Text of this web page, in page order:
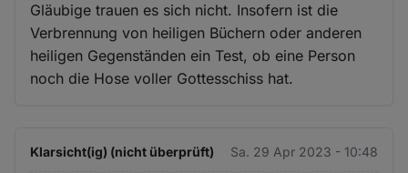
Gläubige trauen es sich nicht. Insofern ist die
Verbrennung von heiligen Büchern oder anderen
heiligen Gegenständen ein Test, ob eine Person
noch die Hose voller Gottesschiss hat.
Klarsicht(ig) (nicht überprüft) Sa. 29 Apr 2023 - 10:48